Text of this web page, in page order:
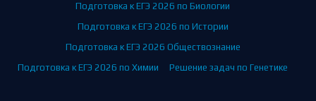
Подготовка к ЕГЭ 2026 по Биологии
Подготовка к ЕГЭ 2026 по Истории
Подготовка к ЕГЭ 2026 Обществознание
Подготовка к ЕГЭ 2026 по Химии
Решение задач по Генетике